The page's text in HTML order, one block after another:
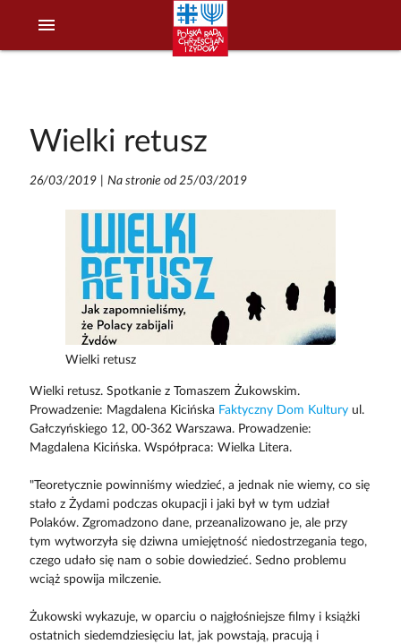
menu
Wielki retusz
26/03/2019| Na stronie od 25/03/2019
Wielki retusz
Wielki retusz. Spotkanie z Tomaszem Żukowskim.
Prowadzenie: Magdalena Kicińska Faktyczny Dom Kulturyul.
Gałczyńskiego 12, 00-362 Warszawa. Prowadzenie:
Magdalena Kicińska. Współpraca: Wielka Litera.
"Teoretycznie powinniśmy wiedzieć, a jednak nie wiemy, co się
stało z Żydami podczas okupacji i jaki był w tym udział
Polaków. Zgromadzono dane, przeanalizowano je, ale przy
tym wytworzyła się dziwna umiejętność niedostrzegania tego,
czego udało się nam o sobie dowiedzieć. Sedno problemu
wciąż spowija milczenie.
Żukowski wykazuje, w oparciu o najgłośniejsze filmy i książki
ostatnich siedemdziesięciu lat, jak powstają, pracują i